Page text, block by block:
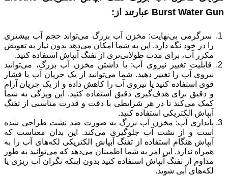
Burst Water Gun عبارتند از:
سرگرمی بی‌نهایت: مخزن آب بزرگ می‌تواند حجم آب بیشتری
را در خود نگه دارد. این به شما امکان می‌دهد بدون نیاز به تعویض
مکرر آب، برای مدت طولانی‌تری از تفنگ آبپاش استفاده کنید.
قابلیت تغییر نیروی آب: با داشتن مخزن آب بزرگ، می‌توانید
نیروی آب را تغییر دهید. شما می‌توانید از یک جریان آب با فشار
قوی استفاده کنید یا نیروی آب را کاهش داده و از یک جریان آرام
و دقیق برای هدف‌گیری دقیق استفاده کنید. این ویژگی به شما
کمک می‌کند تا در هر شرایطی با دقت و قدرت مناسبی از تفنگ
آبپاش الکتریکی استفاده کنید.
پایداری آب: مخزن آب بزرگ به صورت ضد نشت طراحی شده
است و از نشت آب جلوگیری می‌کند. این بدان معناست که
آبپاش هنگام استفاده از تفنگ آبپاش الکتریکی لکه‌های آب را به
همراه ندارد. این امر به شما اطمینان می‌دهد که می‌توانید به طور
مداوم از تفنگ آبپاش استفاده کنید بدون اینکه نگران آب ریزی یا
لکه‌های آبی شوید.